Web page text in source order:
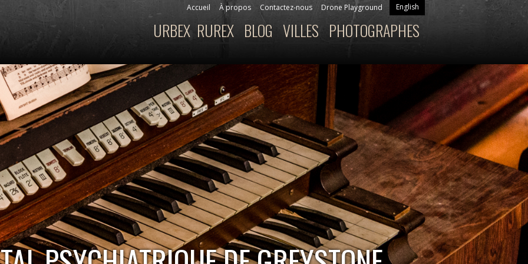
English
Accueil À propos Contactez-nous Drone Playground
Menu principal PHOTOGRAPHES
VILLES
BLOG
RUREX
URBEX